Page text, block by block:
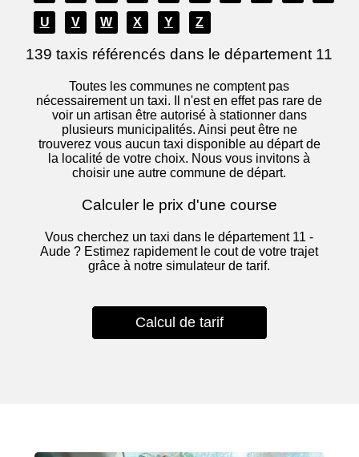
U V W X Y Z
139 taxis référencés dans le département 11
Toutes les communes ne comptent pas
nécessairement un taxi. Il n'est en effet pas rare de
voir un artisan être autorisé à stationner dans
plusieurs municipalités. Ainsi peut être ne
trouverez vous aucun taxi disponible au départ de
la localité de votre choix. Nous vous invitons à
choisir une autre commune de départ.
Calculer le prix d'une course
Vous cherchez un taxi dans le département 11 -
Aude ? Estimez rapidement le cout de votre trajet
grâce à notre simulateur de tarif.
Calcul de tarif